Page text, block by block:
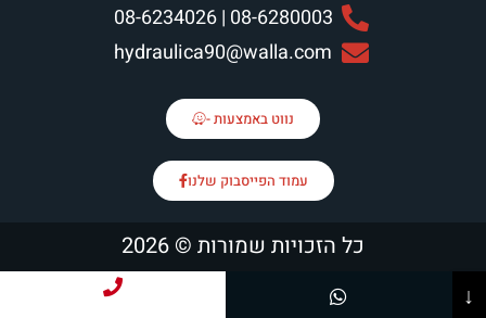
08-6280003 | 08-6234026
hydraulica90@walla.com
נווט באמצעות -
עמוד הפייסבוק שלנו
כל הזכויות שמורות © 2026
↓